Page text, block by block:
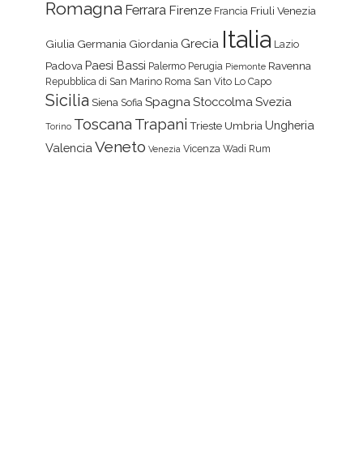
Romagna Ferrara Firenze Francia Friuli Venezia
Giulia Germania Giordania Grecia Italia Lazio
Padova Paesi Bassi Palermo Perugia Piemonte Ravenna
Repubblica di San Marino Roma San Vito Lo Capo
Sicilia Siena Sofia SpagnaStoccolma Svezia
Torino Toscana Trapani Trieste Umbria Ungheria
Valencia Veneto Venezia Vicenza Wadi Rum